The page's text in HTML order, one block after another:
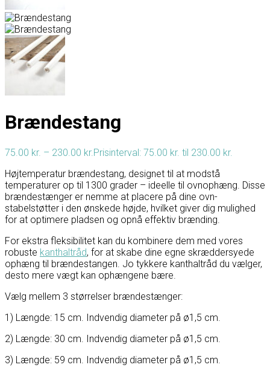
Brændestang
75.00 kr. – 230.00 kr. Prisinterval: 75.00 kr. til 230.00 kr.
Højtemperatur brændestang, designet til at modstå
temperaturer op til 1300 grader – ideelle til ovnophæng. Disse
brændestænger er nemme at placere på dine ovn-
stabelstøtter i den ønskede højde, hvilket giver dig mulighed
for at optimere pladsen og opnå effektiv brænding.
For ekstra fleksibilitet kan du kombinere dem med vores
robuste kanthaltråd, for at skabe dine egne skræddersyede
ophæng til brændestangen. Jo tykkere kanthaltråd du vælger,
desto mere vægt kan ophængene bære.
Vælg mellem 3 størrelser brændestænger:
1) Længde: 15 cm. Indvendig diameter på ø1,5 cm.
2) Længde: 30 cm. Indvendig diameter på ø1,5 cm.
3) Længde: 59 cm. Indvendig diameter på ø1,5 cm.